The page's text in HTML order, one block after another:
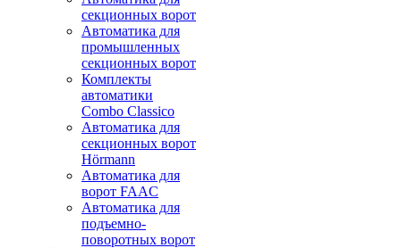
секционных ворот
Автоматика для
промышленных
секционных ворот
Комплекты
автоматики
Combo Classico
Автоматика для
секционных ворот
Hörmann
Автоматика для
ворот FAAC
Автоматика для
подъемно-
поворотных ворот